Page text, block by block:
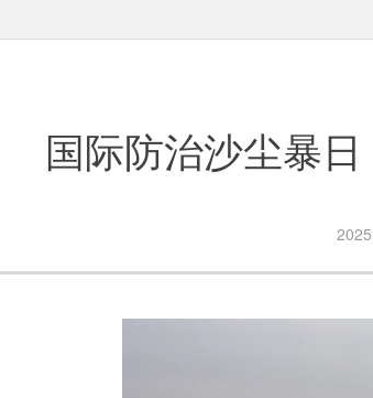
国际防治沙尘暴